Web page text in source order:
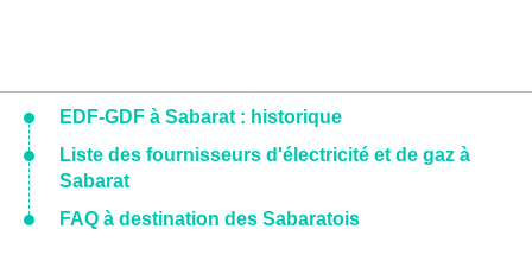
EDF-GDF à Sabarat : historique
Liste des fournisseurs d'électricité et de gaz à
Sabarat
FAQ à destination des Sabaratois